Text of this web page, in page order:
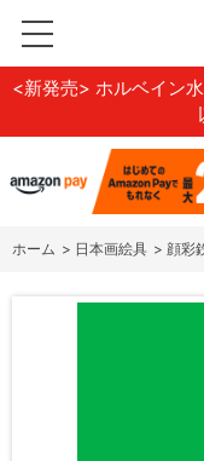
<新発売> ホルベイン
ホーム > 日本画絵具 > 顔彩